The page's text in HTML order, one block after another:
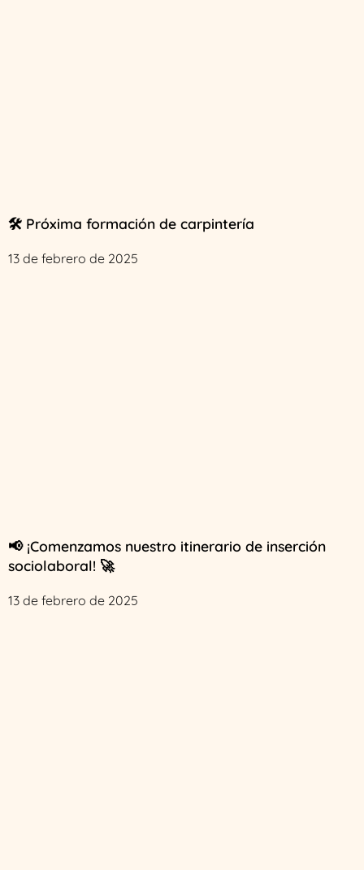
🛠️ Próxima formación de carpintería
13 de febrero de 2025
📢 ¡Comenzamos nuestro itinerario de inserción
sociolaboral! 🚀
13 de febrero de 2025